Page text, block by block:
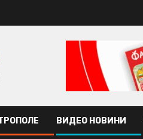
ВИДЕО НОВИНИ